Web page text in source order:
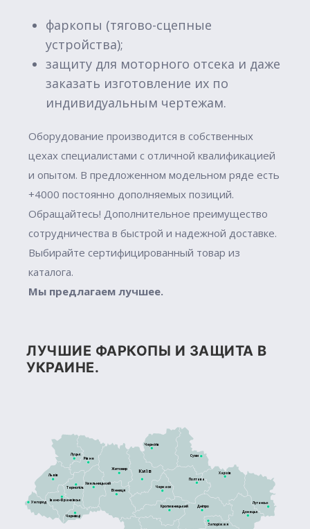
фаркопы (тягово-сцепные
устройства);
защиту для моторного отсека и даже
заказать изготовление их по
индивидуальным чертежам.
Оборудование производится в собственных
цехах специалистами с отличной квалификацией
и опытом. В предложенном модельном ряде есть
+4000 постоянно дополняемых позиций.
Обращайтесь! Дополнительное преимущество
сотрудничества в быстрой и надежной доставке.
Выбирайте сертифицированный товар из
каталога.
Мы предлагаем лучшее.
ЛУЧШИЕ ФАРКОПЫ И ЗАЩИТА В
УКРАИНЕ.
Луцьк
Київ
Житомир
Тернопіль
Рівне
Львів
Дніпро
Кропивницький
Харків
Полтава
Черкаси
Суми
Чернігів
Запоріжжя
Донецьк
Луганськ
Ужгород
Чернівці
Вінниця
Хмельницький
Івано-Франківськ